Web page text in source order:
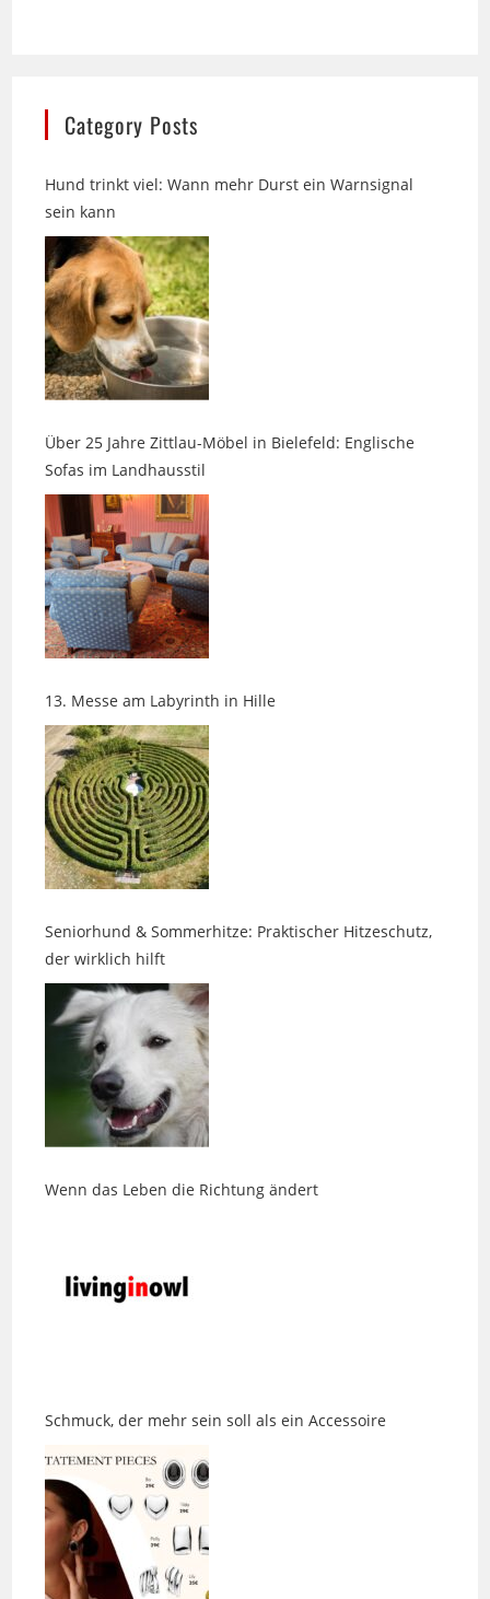
Hund trinkt viel: Wann mehr Durst ein Warnsignal
Über 25 Jahre Zittlau-Möbel in Bielefeld: Englische
13. Messe am Labyrinth in Hille
Seniorhund & Sommerhitze: Praktischer Hitzeschutz,
Wenn das Leben die Richtung ändert